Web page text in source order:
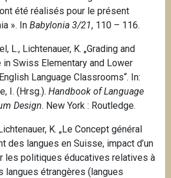
été réalisés pour le présent
». In Babylonia 3/21, 110 – 116.
L., Lichtenauer, K. „Grading and
in Swiss Elementary and Lower
Language Classrooms“. In:
I. (Hrsg.). Handbook of Language
Design. New York : Routledge.
K. „Le Concept général
des langues en Suisse, impact d’un
les politiques éducatives relatives à
langues étrangères (langues